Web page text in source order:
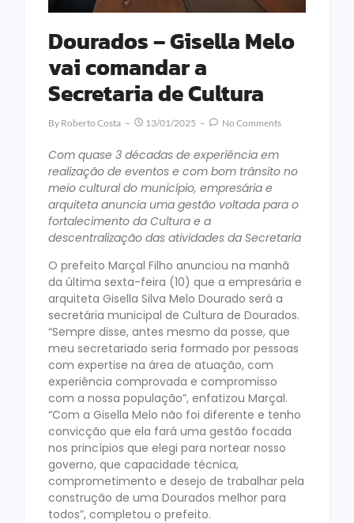
Dourados – Gisella Melo
vai comandar a
Secretaria de Cultura
By Roberto Costa 13/01/2025 No Comments
Com quase 3 décadas de experiência em
realização de eventos e com bom trânsito no
meio cultural do município, empresária e
arquiteta anuncia uma gestão voltada para o
fortalecimento da Cultura e a
descentralização das atividades da Secretaria
O prefeito Marçal Filho anunciou na manhã
da última sexta-feira (10) que a empresária e
arquiteta Gisella Silva Melo Dourado será a
secretária municipal de Cultura de Dourados.
“Sempre disse, antes mesmo da posse, que
meu secretariado seria formado por pessoas
com expertise na área de atuação, com
experiência comprovada e compromisso
com a nossa população”, enfatizou Marçal.
“Com a Gisella Melo não foi diferente e tenho
convicção que ela fará uma gestão focada
nos princípios que elegi para nortear nosso
governo, que capacidade técnica,
comprometimento e desejo de trabalhar pela
construção de uma Dourados melhor para
todos”, completou o prefeito.